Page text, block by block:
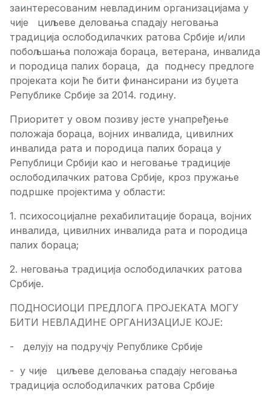
заинтересованим невладиним организацијама у
чије циљеве деловања спадају неговања
традиција ослободилачких ратова Србије и/или
побољшања положаја бораца, ветерана, инвалида
и породица палих бораца, да поднесу предлоге
пројеката који ће бити финансирани из буџета
Републике Србије за 2014. годину.
Приоритет у овом позиву јесте унапређење
положаја бораца, војних инвалида, цивилних
инвалида рата и породица палих бораца у
Републици Србији као и неговање традиције
ослободилачких ратова Србије, кроз пружање
подршке пројектима у области:
1. психосоцијалне рехабилитације бораца, војних
инвалида, цивилних инвалида рата и породица
палих бораца;
2. неговања традиција ослободилачких ратова
Србије.
ПОДНОСИОЦИ ПРЕДЛОГА ПРОЈЕКАТА МОГУ
БИТИ НЕВЛАДИНЕ ОРГАНИЗАЦИЈЕ КОЈЕ:
- делују на подручју Републике Србије
- у чије циљеве деловања спадају неговања
традиција ослободилачких ратова Србије